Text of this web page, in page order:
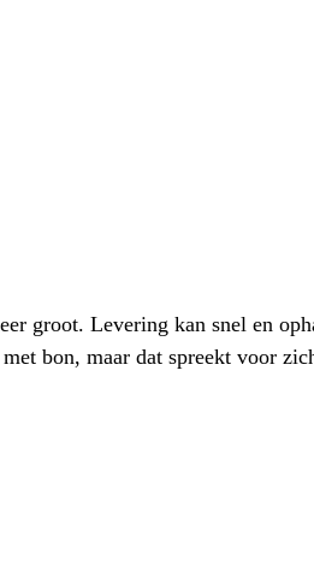
groot. Levering kan snel en
bon, maar dat spreekt voor